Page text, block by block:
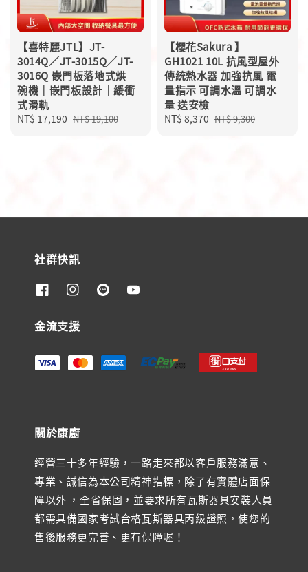
【喜特麗JTL】JT-
3014Q／JT-3015Q／JT-
3016Q 嵌門板落地式烘
碗機｜嵌門板設計｜緩衝
式滑軌
Sale
NT$ 17,190 Regular
NT$ 19,100
【櫻花Sakura 】
GH1021 10L 抗風型屋外
傳統熱水器 加強抗風 電
量指示 可調水溫 可調水
量 送安檢
Sale
NT$ 8,370 Regular
NT$ 9,300
社群快訊
金流支援
關於康廚
經營三十多年經驗，一路走來都以客戶服務滿意、
專業、誠信為本公司精神指標，除了有實體店面保
障以外 ，全省保固，並要求所有瓦斯器具安裝人員
都需具備國家考試合格瓦斯器具丙級證照，使您的
售後服務更完善、更有保障喔！